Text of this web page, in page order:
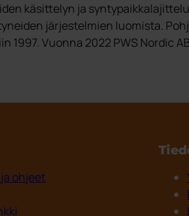
käsittelyn ja
järjestelmien luomista.
1997. Vuonna 2022 PWS Nordic
ohjeet